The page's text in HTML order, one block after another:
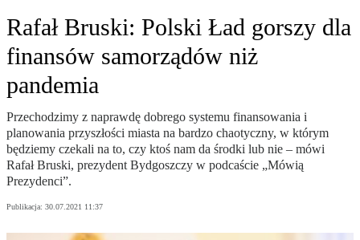
Rafał Bruski: Polski Ład gorszy dla
finansów samorządów niż
pandemia
Przechodzimy z naprawdę dobrego systemu finansowania i
planowania przyszłości miasta na bardzo chaotyczny, w którym
będziemy czekali na to, czy ktoś nam da środki lub nie – mówi
Rafał Bruski, prezydent Bydgoszczy w podcaście „Mówią
Prezydenci”.
Publikacja: 30.07.2021 11:37